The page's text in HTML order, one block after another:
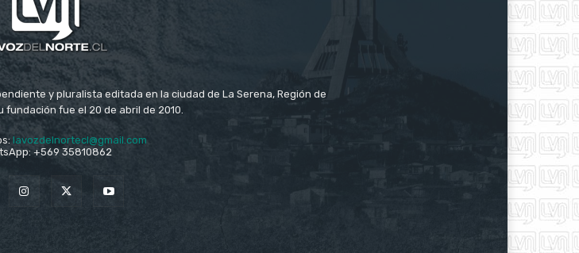
y pluralista editada en la ciudad de La Serena, Región de
fundación fue el 20 de abril de 2010.
lavozdelnortecl@gmail.com
+569 35810862